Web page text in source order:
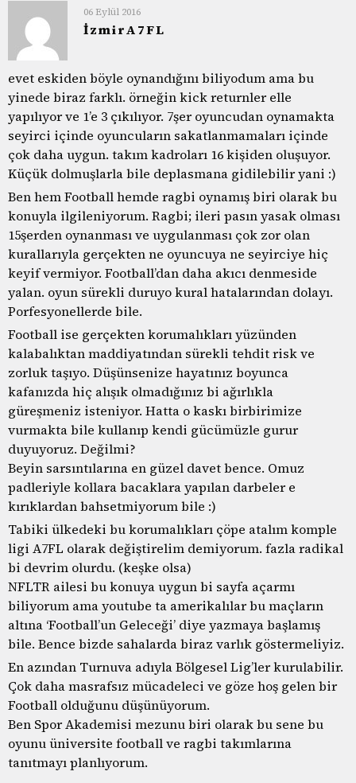
06 Eylül 2016
İzmirA7FL
evet eskiden böyle oynandığını biliyodum ama bu
yinede biraz farklı. örneğin kick returnler elle
yapılıyor ve 1’e 3 çıkılıyor. 7şer oyuncudan oynamakta
seyirci içinde oyuncuların sakatlanmamaları içinde
çok daha uygun. takım kadroları 16 kişiden oluşuyor.
Küçük dolmuşlarla bile deplasmana gidilebilir yani :)
Ben hem Football hemde ragbi oynamış biri olarak bu
konuyla ilgileniyorum. Ragbi; ileri pasın yasak olması
15şerden oynanması ve uygulanması çok zor olan
kurallarıyla gerçekten ne oyuncuya ne seyirciye hiç
keyif vermiyor. Football’dan daha akıcı denmeside
yalan. oyun sürekli duruyo kural hatalarından dolayı.
Porfesyonellerde bile.
Football ise gerçekten korumalıkları yüzünden
kalabalıktan maddiyatından sürekli tehdit risk ve
zorluk taşıyo. Düşünsenize hayatınız boyunca
kafanızda hiç alışık olmadığınız bi ağırlıkla
güreşmeniz isteniyor. Hatta o kaskı birbirimize
vurmakta bile kullanıp kendi gücümüzle gurur
duyuyoruz. Değilmi?
Beyin sarsıntılarına en güzel davet bence. Omuz
padleriyle kollara bacaklara yapılan darbeler e
kırıklardan bahsetmiyorum bile :)
Tabiki ülkedeki bu korumalıkları çöpe atalım komple
ligi A7FL olarak değiştirelim demiyorum. fazla radikal
bi devrim olurdu. (keşke olsa)
NFLTR ailesi bu konuya uygun bi sayfa açarmı
biliyorum ama youtube ta amerikalılar bu maçların
altına ‘Football’un Geleceği’ diye yazmaya başlamış
bile. Bence bizde sahalarda biraz varlık göstermeliyiz.
En azından Turnuva adıyla Bölgesel Lig’ler kurulabilir.
Çok daha masrafsız mücadeleci ve göze hoş gelen bir
Football olduğunu düşünüyorum.
Ben Spor Akademisi mezunu biri olarak bu sene bu
oyunu üniversite football ve ragbi takımlarına
tanıtmayı planlıyorum.